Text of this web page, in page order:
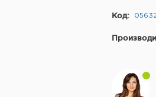
Код: